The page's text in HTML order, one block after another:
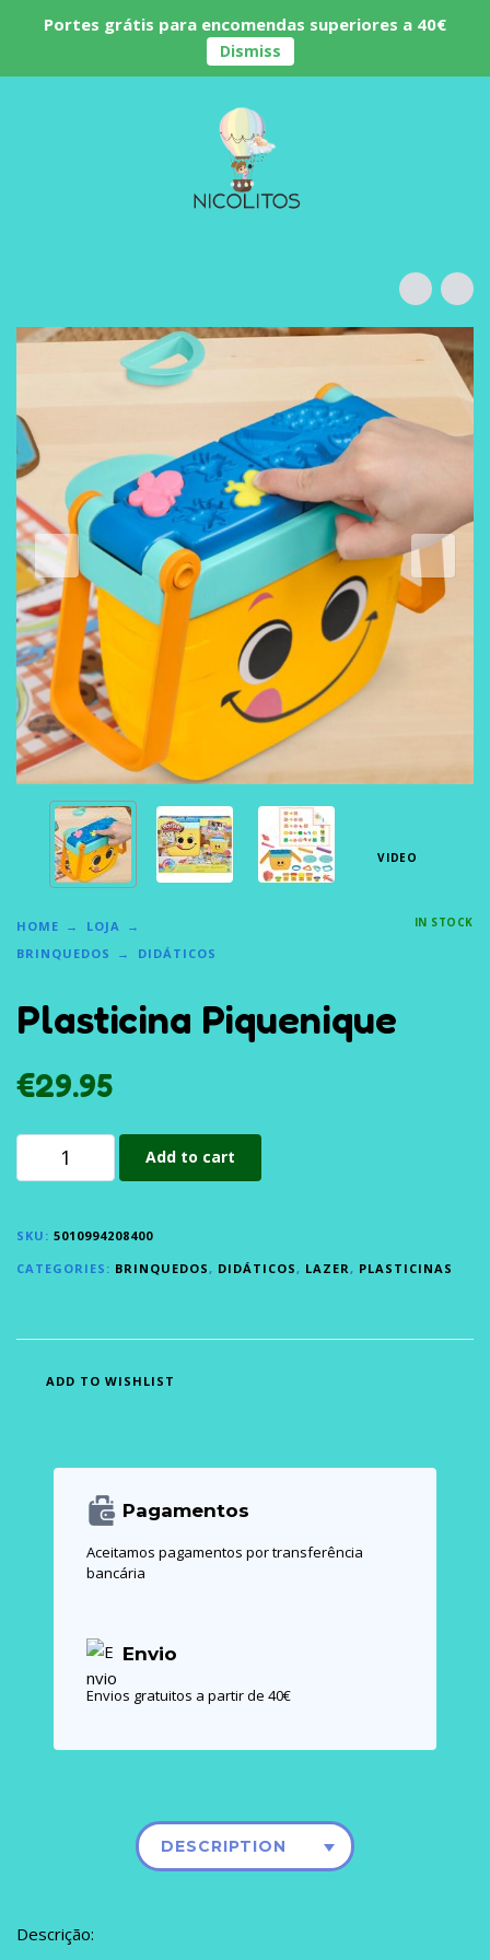
Portes grátis para encomendas superiores a 40€
Dismiss
VIDEO
HOME
LOJA
BRINQUEDOS
DIDÁTICOS
IN STOCK
Plasticina Piquenique
€29.95
Add to cart
SKU: 5010994208400
CATEGORIES: BRINQUEDOS, DIDÁTICOS, LAZER, PLASTICINAS
ADD TO WISHLIST
Pagamentos
Aceitamos pagamentos por transferência
bancária
Envio
Envios gratuitos a partir de 40€
DESCRIPTION
Descrição: